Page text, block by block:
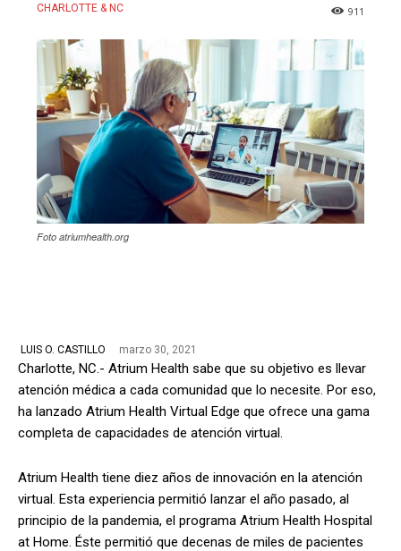
CHARLOTTE & NC 911
Foto atriumhealth.org
LUIS O. CASTILLO marzo 30, 2021
Charlotte, NC.- Atrium Health sabe que su objetivo es llevar
atención médica a cada comunidad que lo necesite. Por eso,
ha lanzado Atrium Health Virtual Edge que ofrece una gama
completa de capacidades de atención virtual.
Atrium Health tiene diez años de innovación en la atención
virtual. Esta experiencia permitió lanzar el año pasado, al
principio de la pandemia, el programa Atrium Health Hospital
at Home. Éste permitió que decenas de miles de pacientes